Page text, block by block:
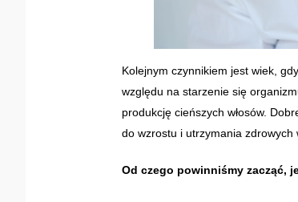
Kolejnym czynnikiem jest wiek,
względu na starzenie się
produkcję cieńszych włosów.
do wzrostu i utrzymania zdrowych
Od czego powinniśmy zacząć,